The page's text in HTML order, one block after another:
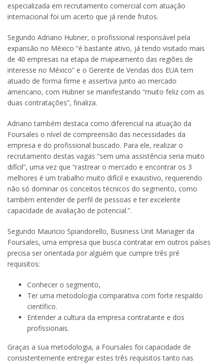
especializada em recrutamento comercial com atuação
internacional foi um acerto que já rende frutos.
Segundo Adriano Hubner, o profissional responsável pela
expansão no México “é bastante ativo, já tendo visitado mais
de 40 empresas na etapa de mapeamento das regiões de
interesse no México” e o Gerente de Vendas dos EUA tem
atuado de forma firme e assertiva junto ao mercado
americano, com Hubner se manifestando “muito feliz com as
duas contratações”, finaliza.
Adriano também destaca como diferencial na atuação da
Foursales o nível de compreensão das necessidades da
empresa e do profissional buscado. Para ele, realizar o
recrutamento destas vagas “sem uma assistência seria muito
difícil”, uma vez que “rastrear o mercado e encontrar os 3
melhores é um trabalho muito difícil e exaustivo, requerendo
não só dominar os conceitos técnicos do segmento, como
também entender de perfil de pessoas e ter excelente
capacidade de avaliação de potencial.”.
Segundo Mauricio Spiandorello, Business Unit Manager da
Foursales, uma empresa que busca contratar em outros países
precisa ser orientada por alguém que cumpre três pré
requisitos:
Conhecer o segmento,
Ter uma metodologia comparativa com forte respaldo
científico.
Entender a cultura da empresa contratante e dos
profissionais.
Graças a sua metodologia, a Foursales foi capacidade de
consistentemente entregar estes três requisitos tanto nas